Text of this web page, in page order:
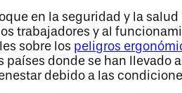
en la seguridad y la
trabajadores y al
sobre los peligros
países donde se han
debido a las